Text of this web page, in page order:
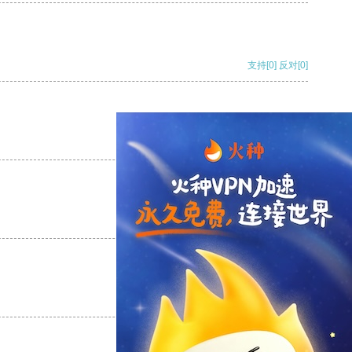
支持[0] 反对[0]
支持
支持[0] 反对[0]
支持[0] 反对[0]